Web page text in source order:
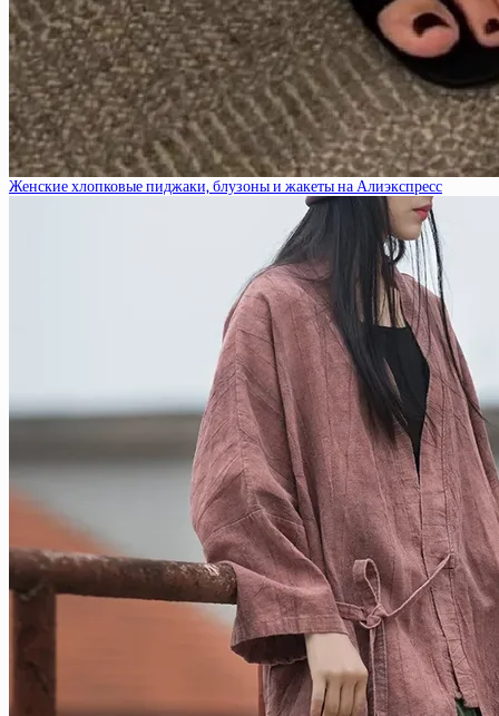
Женские хлопковые пиджаки, блузоны и жакеты на Алиэкспресс